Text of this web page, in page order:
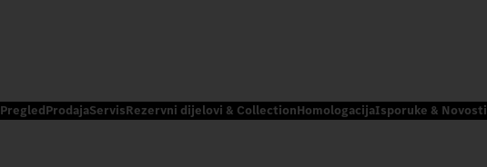
PregledProdajaServisRezervni dijelovi & CollectionHomologacijaIsporuke & Novosti